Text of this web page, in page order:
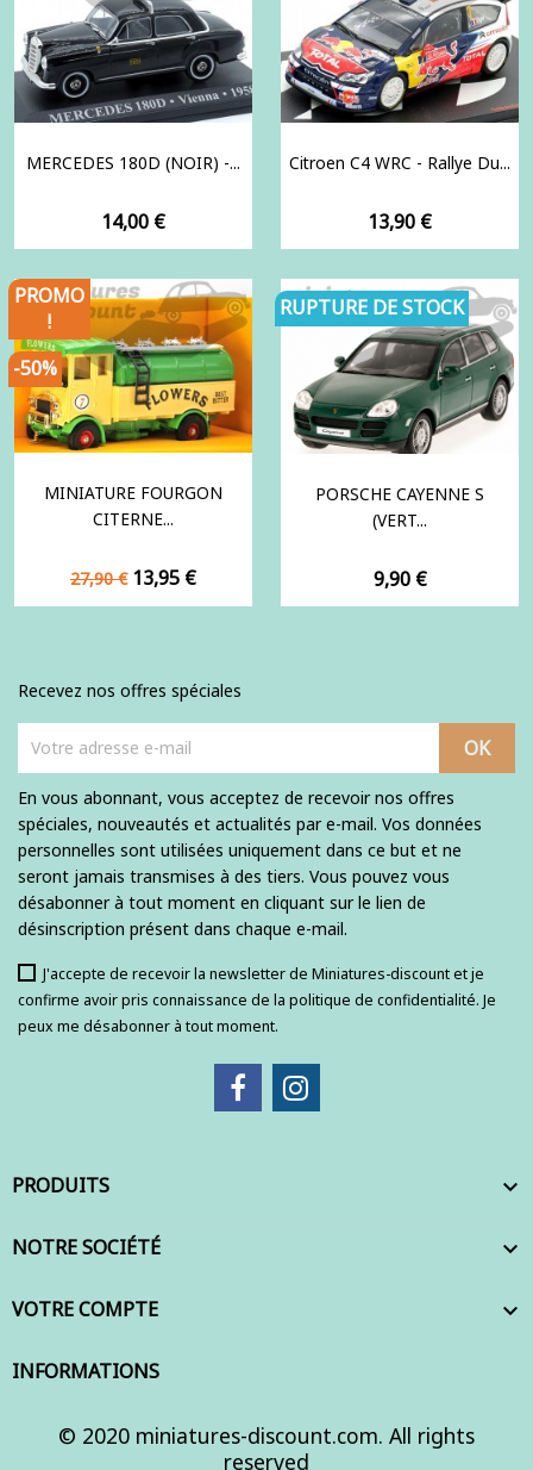
MERCEDES 180D (NOIR) -...
Prix
14,00 €
Citroen C4 WRC - Rallye Du...
Prix
13,90 €
MINIATURE FOURGON
CITERNE...
Prix
de
27,90 € Prix
13,95 €
PROMO
!
-50%
PORSCHE CAYENNE S
(VERT...
Prix
9,90 €
RUPTURE DE STOCK
Recevez nos offres spéciales
En vous abonnant, vous acceptez de recevoir nos offres
spéciales, nouveautés et actualités par e-mail. Vos données
personnelles sont utilisées uniquement dans ce but et ne
seront jamais transmises à des tiers. Vous pouvez vous
désabonner à tout moment en cliquant sur le lien de
désinscription présent dans chaque e-mail.
J'accepte de recevoir la newsletter de Miniatures-discount et je
confirme avoir pris connaissance de la politique de confidentialité. Je
peux me désabonner à tout moment.
PRODUITS 
NOTRE SOCIÉTÉ 
VOTRE COMPTE 
INFORMATIONS
© 2020 miniatures-discount.com. All rights
reserved